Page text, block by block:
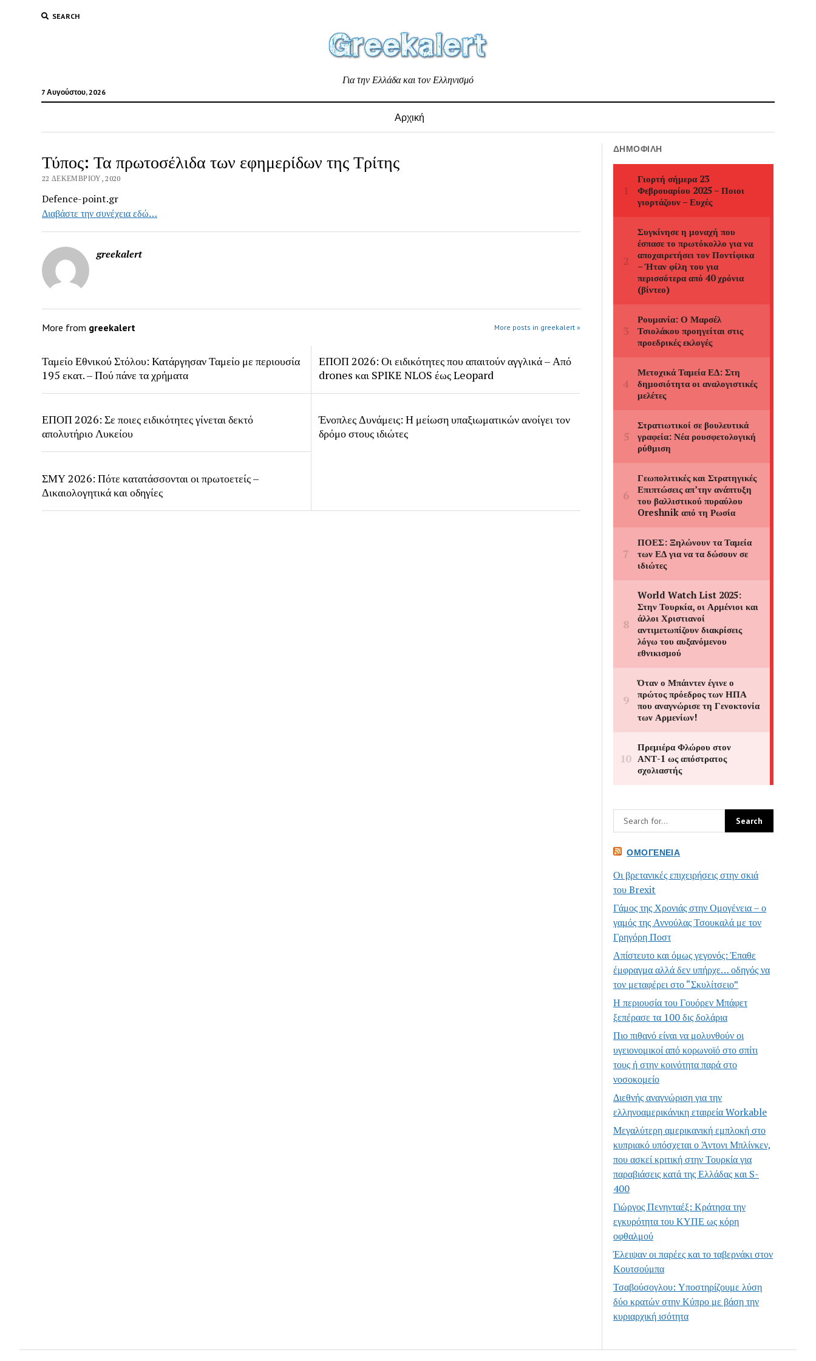
SEARCH
7 Αυγούστου, 2026
Για την Ελλάδα και τον Ελληνισμό
Αρχική
Τύπος: Τα πρωτοσέλιδα των εφημερίδων της Τρίτης
22 ΔΕΚΕΜΒΡΊΟΥ, 2020
Defence-point.gr
Διαβάστε την συνέχεια εδώ…
greekalert
More from greekalert More posts in greekalert »
Ταμείο Εθνικού Στόλου: Κατάργησαν Ταμείο με περιουσία
195 εκατ. – Πού πάνε τα χρήματα
ΕΠΟΠ 2026: Οι ειδικότητες που απαιτούν αγγλικά – Από
drones και SPIKE NLOS έως Leopard
ΕΠΟΠ 2026: Σε ποιες ειδικότητες γίνεται δεκτό
απολυτήριο Λυκείου
Ένοπλες Δυνάμεις: Η μείωση υπαξιωματικών ανοίγει τον
δρόμο στους ιδιώτες
ΣΜΥ 2026: Πότε κατατάσσονται οι πρωτοετείς –
Δικαιολογητικά και οδηγίες
ΔΗΜΟΦΙΛΉ
ΟΜΟΓΈΝΕΙΑ
Οι βρετανικές επιχειρήσεις στην σκιά
του Brexit
Γάμος της Χρονιάς στην Ομογένεια – ο
γαμός της Αννούλας Τσουκαλά με τον
Γρηγόρη Ποστ
Απίστευτο και όμως γεγονός: Έπαθε
έμφραγμα αλλά δεν υπήρχε… οδηγός να
τον μεταφέρει στο “Σκυλίτσειο”
Η περιουσία του Γουόρεν Μπάφετ
ξεπέρασε τα 100 δις δολάρια
Πιο πιθανό είναι να μολυνθούν οι
υγειονομικοί από κορωνοϊό στο σπίτι
τους ή στην κοινότητα παρά στο
νοσοκομείο
Διεθνής αναγνώριση για την
ελληνοαμερικάνικη εταιρεία Workable
Μεγαλύτερη αμερικανική εμπλοκή στο
κυπριακό υπόσχεται ο Άντονι Μπλίνκεν,
που ασκεί κριτική στην Τουρκία για
παραβιάσεις κατά της Ελλάδας και S-
400
Γιώργος Πενηνταέξ: Κράτησα την
εγκυρότητα του ΚΥΠΕ ως κόρη
οφθαλμού
Έλειψαν οι παρέες και το ταβερνάκι στον
Κουτσούμπα
Τσαβούσογλου: Υποστηρίζουμε λύση
δύο κρατών στην Κύπρο με βάση την
κυριαρχική ισότητα